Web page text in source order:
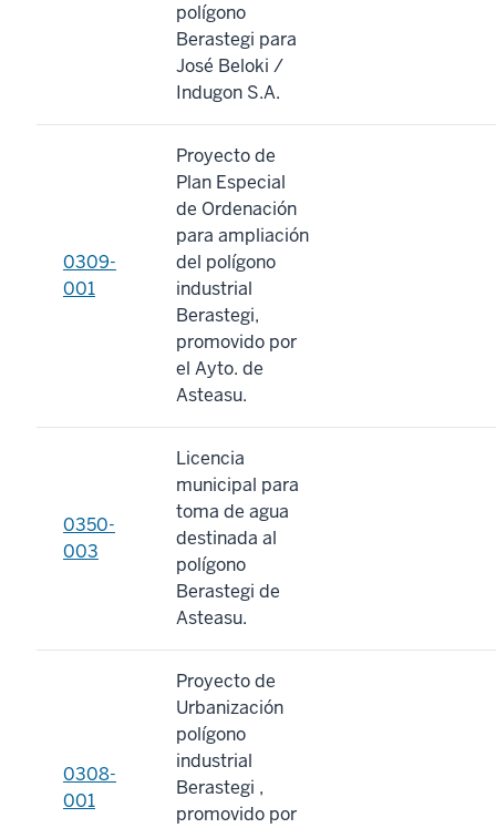
polígono
Berastegi para
José Beloki /
Indugon S.A.
0309-
001
Proyecto de
Plan Especial
de Ordenación
para ampliación
del polígono
industrial
Berastegi,
promovido por
el Ayto. de
Asteasu.
0350-
003
Licencia
municipal para
toma de agua
destinada al
polígono
Berastegi de
Asteasu.
0308-
001
Proyecto de
Urbanización
polígono
industrial
Berastegi ,
promovido por